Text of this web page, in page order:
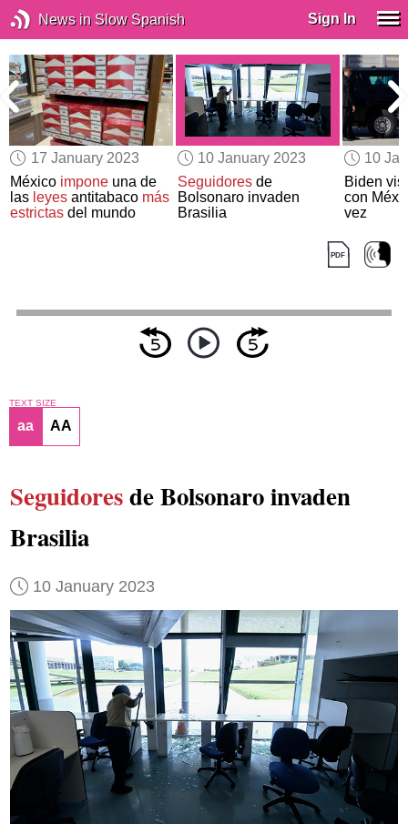
News in Slow Spanish Sign In
17 January 2023
México impone una de
las leyes antitabaco más
estrictas del mundo
10 January 2023
Seguidoresde
Bolsonaro invaden
Brasilia
10
Biden
con
vez
TEXT SIZE
aa AA
Seguidoresde Bolsonaro invaden
Brasilia
10 January 2023